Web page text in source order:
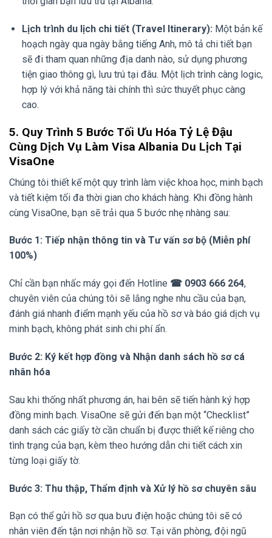
Lịch trình du lịch chi tiết (Travel Itinerary): Một bản kế
hoạch ngày qua ngày bằng tiếng Anh, mô tả chi tiết bạn
sẽ đi tham quan những địa danh nào, sử dụng phương
tiện giao thông gì, lưu trú tại đâu. Một lịch trình càng logic,
hợp lý với khả năng tài chính thì sức thuyết phục càng
cao.
5. Quy Trình 5 Bước Tối Ưu Hóa Tỷ Lệ Đậu
Cùng Dịch Vụ Làm Visa Albania Du Lịch Tại
VisaOne
Chúng tôi thiết kế một quy trình làm việc khoa học, minh bạch
và tiết kiệm tối đa thời gian cho khách hàng. Khi đồng hành
cùng VisaOne, bạn sẽ trải qua 5 bước nhẹ nhàng sau:
Bước 1: Tiếp nhận thông tin và Tư vấn sơ bộ (Miễn phí
100%)
Chỉ cần bạn nhấc máy gọi đến Hotline ☎ 0903 666 264,
chuyên viên của chúng tôi sẽ lắng nghe nhu cầu của bạn,
đánh giá nhanh điểm mạnh yếu của hồ sơ và báo giá dịch vụ
minh bạch, không phát sinh chi phí ẩn.
Bước 2: Ký kết hợp đồng và Nhận danh sách hồ sơ cá
nhân hóa
Sau khi thống nhất phương án, hai bên sẽ tiến hành ký hợp
đồng minh bạch. VisaOne sẽ gửi đến bạn một “Checklist”
danh sách các giấy tờ cần chuẩn bị được thiết kế riêng cho
tình trạng của bạn, kèm theo hướng dẫn chi tiết cách xin
từng loại giấy tờ.
Bước 3: Thu thập, Thẩm định và Xử lý hồ sơ chuyên sâu
Bạn có thể gửi hồ sơ qua bưu điện hoặc chúng tôi sẽ có
nhân viên đến tận nơi nhận hồ sơ. Tại văn phòng, đội ngũ